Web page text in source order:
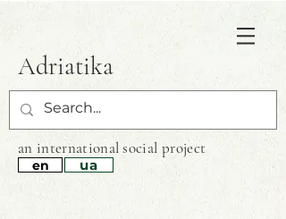
Adriatika
an international social project
en ua